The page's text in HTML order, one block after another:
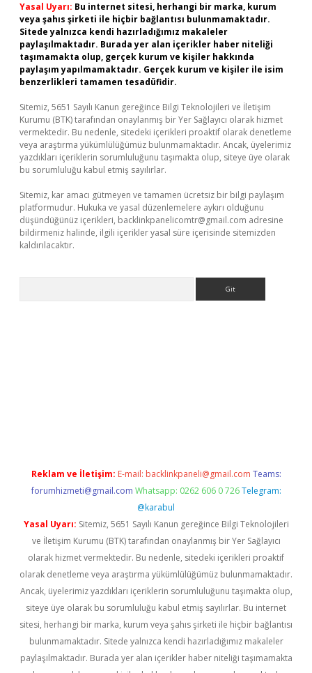
Yasal Uyarı: Bu internet sitesi, herhangi bir marka, kurum
veya şahıs şirketi ile hiçbir bağlantısı bulunmamaktadır.
Sitede yalnızca kendi hazırladığımız makaleler
paylaşılmaktadır. Burada yer alan içerikler haber niteliği
taşımamakta olup, gerçek kurum ve kişiler hakkında
paylaşım yapılmamaktadır. Gerçek kurum ve kişiler ile isim
benzerlikleri tamamen tesadüfidir.
Sitemiz, 5651 Sayılı Kanun gereğince Bilgi Teknolojileri ve İletişim
Kurumu (BTK) tarafından onaylanmış bir Yer Sağlayıcı olarak hizmet
vermektedir. Bu nedenle, sitedeki içerikleri proaktif olarak denetleme
veya araştırma yükümlülüğümüz bulunmamaktadır. Ancak, üyelerimiz
yazdıkları içeriklerin sorumluluğunu taşımakta olup, siteye üye olarak
bu sorumluluğu kabul etmiş sayılırlar.
Sitemiz, kar amacı gütmeyen ve tamamen ücretsiz bir bilgi paylaşım
platformudur. Hukuka ve yasal düzenlemelere aykırı olduğunu
düşündüğünüz içerikleri, backlinkpanelicomtr@gmail.com adresine
bildirmeniz halinde, ilgili içerikler yasal süre içerisinde sitemizden
kaldırılacaktır.
Reklam ve İletişim: E-mail: backlinkpaneli@gmail.com Teams:
forumhizmeti@gmail.com Whatsapp: 0262 606 0 726 Telegram:
@karabul
Yasal Uyarı: Sitemiz, 5651 Sayılı Kanun gereğince Bilgi Teknolojileri
ve İletişim Kurumu (BTK) tarafından onaylanmış bir Yer Sağlayıcı
olarak hizmet vermektedir. Bu nedenle, sitedeki içerikleri proaktif
olarak denetleme veya araştırma yükümlülüğümüz bulunmamaktadır.
Ancak, üyelerimiz yazdıkları içeriklerin sorumluluğunu taşımakta olup,
siteye üye olarak bu sorumluluğu kabul etmiş sayılırlar. Bu internet
sitesi, herhangi bir marka, kurum veya şahıs şirketi ile hiçbir bağlantısı
bulunmamaktadır. Sitede yalnızca kendi hazırladığımız makaleler
paylaşılmaktadır. Burada yer alan içerikler haber niteliği taşımamakta